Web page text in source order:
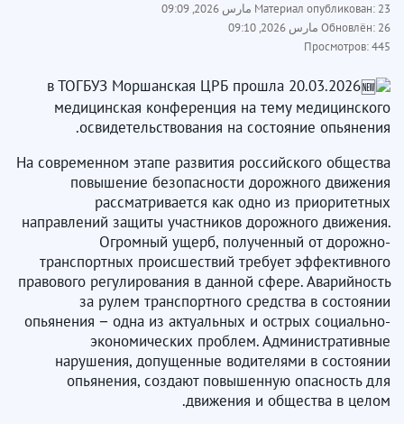
Материал опубликован: 23 مارس 2026, 09:09
Обновлён: 26 مارس 2026, 09:10
Просмотров:445
20.03.2026 в ТОГБУЗ Моршанская ЦРБ прошла
медицинская конференция на тему медицинского
освидетельствования на состояние опьянения.
На современном этапе развития российского общества
повышение безопасности дорожного движения
рассматривается как одно из приоритетных
направлений защиты участников дорожного движения.
Огромный ущерб, полученный от дорожно-
транспортных происшествий требует эффективного
правового регулирования в данной сфере. Аварийность
за рулем транспортного средства в состоянии
опьянения − одна из актуальных и острых социально-
экономических проблем. Административные
нарушения, допущенные водителями в состоянии
опьянения, создают повышенную опасность для
движения и общества в целом.